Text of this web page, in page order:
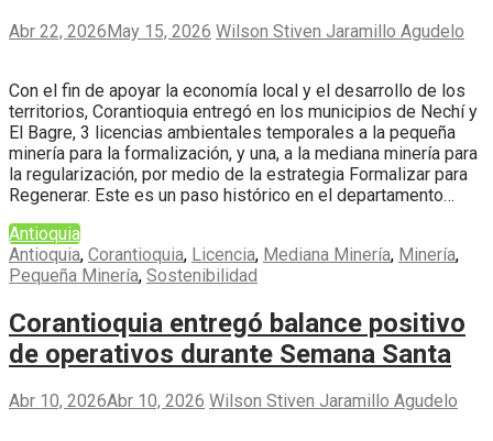
Abr 22, 2026May 15, 2026 Wilson Stiven Jaramillo Agudelo
Con el fin de apoyar la economía local y el desarrollo de los
territorios, Corantioquia entregó en los municipios de Nechí y
El Bagre, 3 licencias ambientales temporales a la pequeña
minería para la formalización, y una, a la mediana minería para
la regularización, por medio de la estrategia Formalizar para
Regenerar. Este es un paso histórico en el departamento…
Antioquia
Antioquia, Corantioquia, Licencia, Mediana Minería, Minería,
Pequeña Minería, Sostenibilidad
Corantioquia entregó balance positivo
de operativos durante Semana Santa
Abr 10, 2026Abr 10, 2026 Wilson Stiven Jaramillo Agudelo